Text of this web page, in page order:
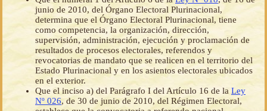
junio de 2010, del Órgano Electoral Plurinacional,
determina que el Órgano Electoral Plurinacional, tiene
como competencia, la organización, dirección,
supervisión, administración, ejecución y proclamación de
resultados de procesos electorales, referendos y
revocatorias de mandato que se realicen en el territorio del
Estado Plurinacional y en los asientos electorales ubicados
en el exterior.
Que el inciso a) del Parágrafo I del Artículo 16 de la Ley
Nº 026, de 30 de junio de 2010, del Régimen Electoral,